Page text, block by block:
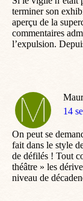
terminer son
aperçu de la
commentaires
l’expulsion.
dit
14
On peut se
fait dans le style
de défilés ! Tout
théâtre » les
niveau de